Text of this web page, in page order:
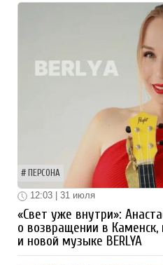
ПЕРСОНА
12:03 | 31 июля
«Свет уже внутри»:
о возвращении в
и новой музыке BERLYA